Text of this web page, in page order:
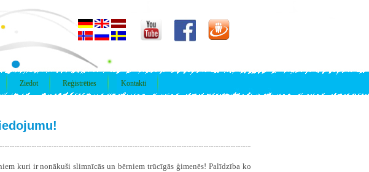
Ziedot Reģistrēties Kontakti
kuri ir nonākuši slimnīcās un bērniem trūcīgās ģimenēs! Palīdzība ko